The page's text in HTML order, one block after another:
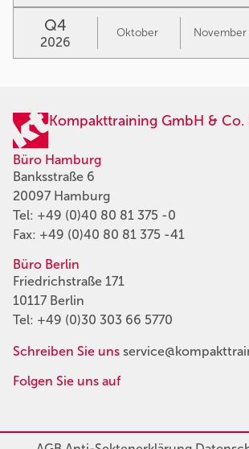
Q4
2026
Oktober November
Kompakttraining GmbH & Co.
Büro Hamburg
Banksstraße 6
20097 Hamburg
Tel: +49 (0)40 80 81 375 -0
Fax: +49 (0)40 80 81 375 -41
Büro Berlin
Friedrichstraße 171
10117 Berlin
Tel: +49 (0)30 303 66 5770
Schreiben Sie uns
Folgen Sie uns auf